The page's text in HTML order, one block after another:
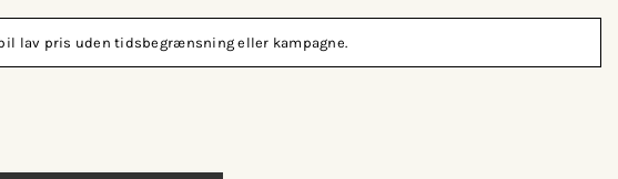
lav pris uden tidsbegrænsning eller kampagne.